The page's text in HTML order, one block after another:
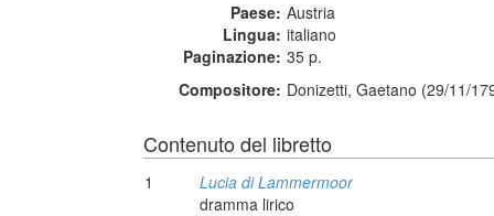
Paese: Austria
Lingua: italiano
Paginazione: 35 p.
Compositore: Donizetti, Gaetano (29/11/
Contenuto del libretto
1
Lucia di Lammermoor
dramma lirico